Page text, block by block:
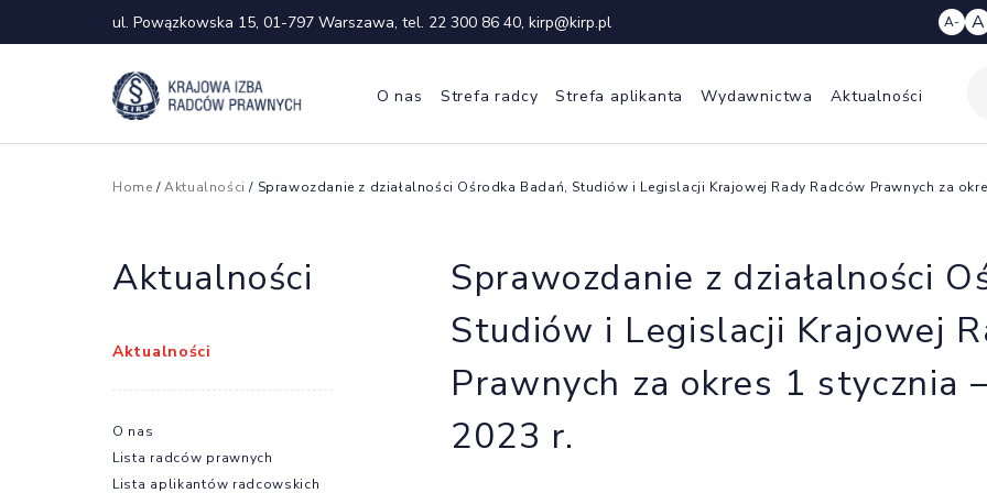
ul. Powązkowska 15, 01-797 Warszawa, tel. 22 300 86 40, kirp@kirp.pl A- A
O nas Strefa radcy Strefa aplikanta Wydawnictwa Aktualności
Home /Aktualności / Sprawozdanie z działalności Ośrodka Badań, Studiów i Legislacji Krajowej Rady Radców Prawnych za
Sprawozdanie z działalności
Studiów i Legislacji Krajowej
Prawnych za okres 1 stycznia
2023 r.
Aktualności
Aktualności
O nas
Lista radców prawnych
Lista aplikantów radcowskich